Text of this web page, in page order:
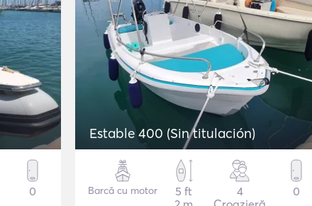
0
Estable 400 (Sin titulación)
Barcă cu motor
5 ft
4
0